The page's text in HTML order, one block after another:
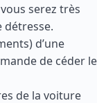
serez très
d’une
de céder le
de la voiture